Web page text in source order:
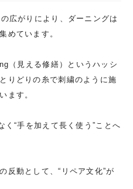
広がりにより、ダーニングは
めています。
（見える修繕）というハッシ
りどりの糸で刺繍のように施
ます。
く“手を加えて長く使う”ことへ
反動として、“リペア文化”が